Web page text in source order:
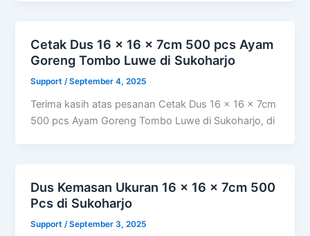
Cetak Dus 16 x 16 x 7cm 500 pcs Ayam
Goreng Tombo Luwe di Sukoharjo
Support /September 4, 2025
Terima kasih atas pesanan Cetak Dus 16 x 16 x 7cm
500 pcs Ayam Goreng Tombo Luwe di Sukoharjo, di
Dus Kemasan Ukuran 16 x 16 x 7cm 500
Pcs di Sukoharjo
Support /September 3, 2025